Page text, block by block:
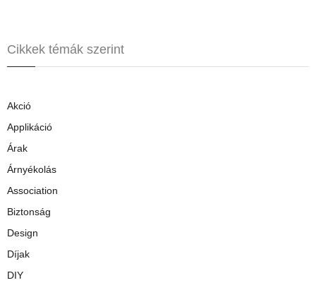
Cikkek témák szerint
Akció
Applikáció
Árak
Árnyékolás
Association
Biztonság
Design
Díjak
DIY